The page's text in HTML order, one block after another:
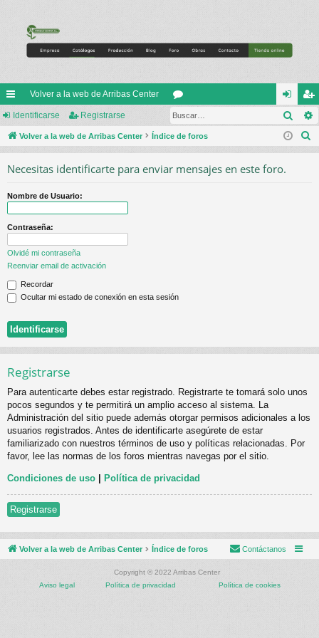
nl
ac
pi
s
Volver a la web de Arribas Center
or
os
de
nti
eg
ist
Identificarse Registrarse
Volver a la web de Arribas Center Índice de foros
Necesitas identificarte para enviar mensajes en este foro.
Nombre de Usuario:
Contraseña:
Olvidé mi contraseña
Reenviar email de activación
Recordar
Ocultar mi estado de conexión en esta sesión
Registrarse
Para autenticarte debes estar registrado. Registrarte te tomará solo unos
pocos segundos y te permitirá un amplio acceso al sistema. La
Administración del sitio puede además otorgar permisos adicionales a los
usuarios registrados. Antes de identificarte asegúrete de estar
familiarizado con nuestros términos de uso y políticas relacionadas. Por
favor, lee las normas de los foros mientras navegas por el sitio.
Condiciones de uso Política de privacidad
Registrarse
Volver a la web de Arribas Center Índice de foros Contáctanos
Copyright © 2022 Arribas Center
Aviso legal
Política de privacidad Política de cookies